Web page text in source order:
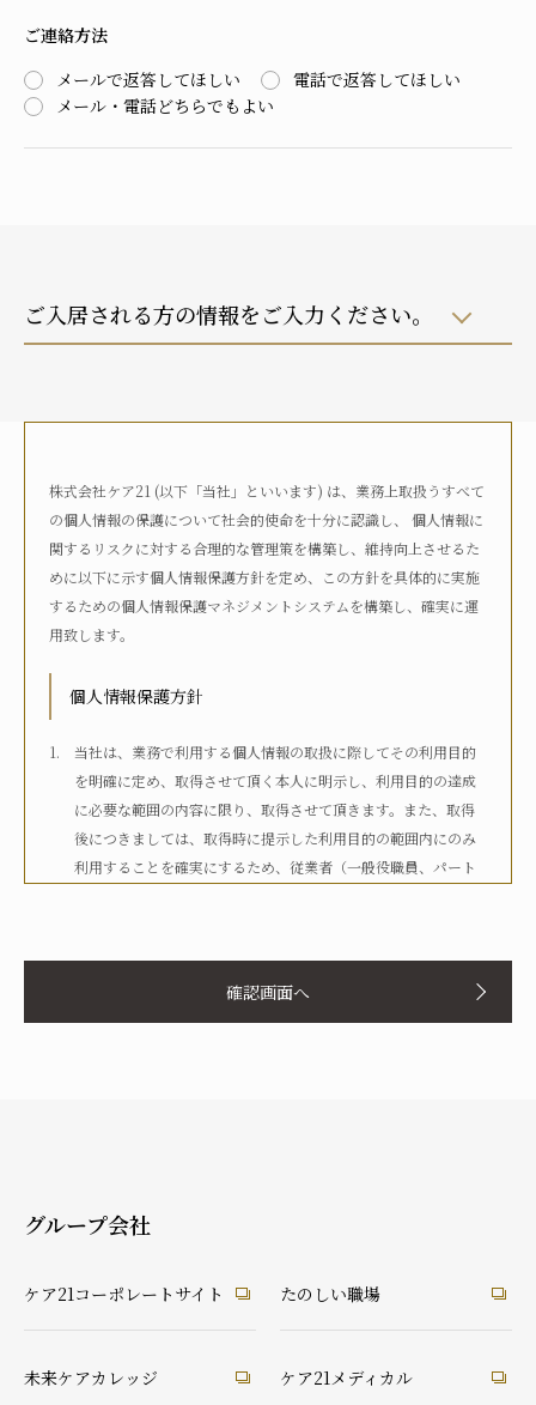
ご連絡方法
メールで返答してほしい
電話で返答してほしい
メール・電話どちらでもよい
ご入居される方の情報をご入力ください。
自宅におり、介護サービスは利用していない
いる
何らかの高齢者向け施設に入居している
病院に入院している
その他
介護度
自立
要支援1
要介護2
要介護3
介護認定
認定済み
申請中 区分変更中 不明
実の父
実の母 義理の父
知人・友人
ケアマネ・介護・医療関係者
株式会社ケア21 (以下「当社」といいます) は、業務上取扱うすべて
の個人情報の保護について社会的使命を十分に認識し、 個人情報に
関するリスクに対する合理的な管理策を構築し、維持向上させるた
めに以下に示す個人情報保護方針を定め、この方針を具体的に実施
するための個人情報保護マネジメントシステムを構築し、確実に運
用致します。
個人情報保護方針
当社は、業務で利用する個人情報の取扱に際してその利用目的
を明確に定め、取得させて頂く本人に明示し、利用目的の達成
に必要な範囲の内容に限り、取得させて頂きます。また、取得
後につきましては、取得時に提示した利用目的の範囲内にのみ
利用することを確実にするため、従業者（一般役職員、パート
当社は、個人情報の取扱いに関して、法令、国が定める指針そ
の他の規範等を遵守した取得やその利用に努めてまいります。
消去等の権利を有していることを認識し、本人からのこれらの
要求に対しては、遅滞なく対応してまいります。
き、本人に同意なく個人情報を第三者に提供することはありま
せん。
当社は、個人情報の取扱いに関して、顧客等からの相談や苦情
確認画面へ
グループ会社
ケア21コーポレートサイト たのしい職場
未来ケアカレッジ ケア21メディカル